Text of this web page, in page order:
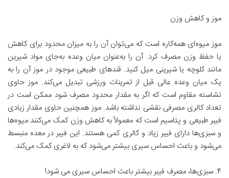
موز و کاهش وزن
موز میوه‌ای همه‌کاره است که می‌توان آن را به میزان محدود برای کاهش
یا حفظ وزن مصرف کرد. آن را به‌عنوان میان وعده به‌جای مواد شیرین
مانند کلوچه یا شیرینی میل کنید. قندهای طبیعی موجود در موز آن را به
یک میان وعده عالی قبل از تمرینات ورزشی تبدیل می‌کند. موز حاوی
نشاسته مقاوم است که اگر به مقدار محدود مصرف شود ممکن است در
تعداد کالری مصرفی نقشی نداشته باشد. موز همچنین حاوی مقدار زیادی
فیبر طبیعی و پتاسیم است که معمولاً به کاهش وزن کمک می‌کنند.میوه‌ها
و سبزی‌ها دارای فیبر زیاد و کالری کمی هستند. این فیبر در معده منبسط
می‌شود و باعث احساس سیری بیشتر می‌شود که به لاغری کمک می‌کند.
۴. سبزی‌ها، مصرف فیبر بیشتر باعث احساس سیری می شود!